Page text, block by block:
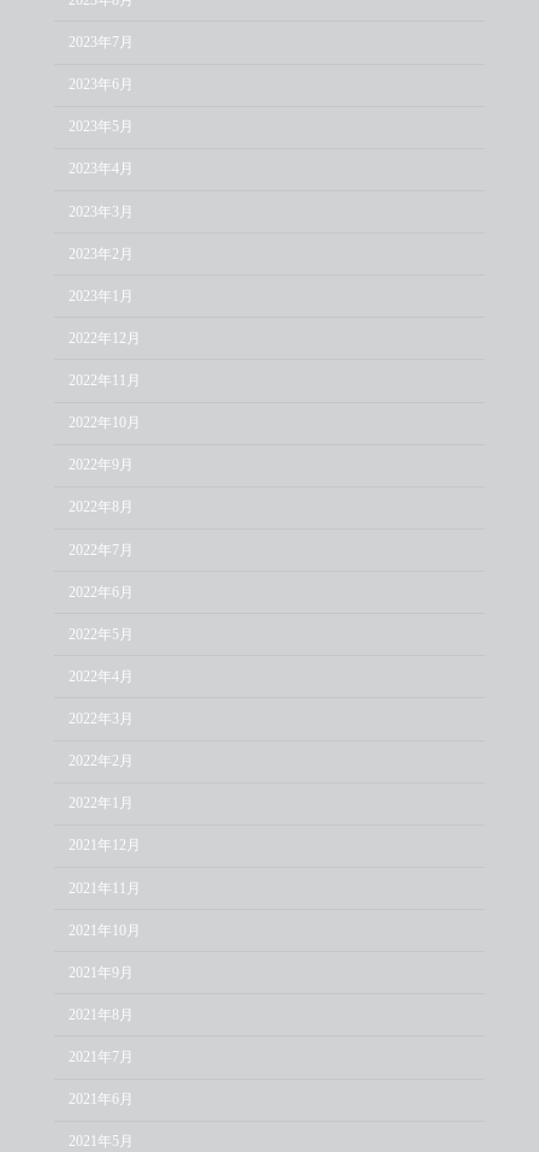
2023年7月
2023年6月
2023年5月
2023年4月
2023年3月
2023年2月
2023年1月
2022年12月
2022年11月
2022年10月
2022年9月
2022年8月
2022年7月
2022年6月
2022年5月
2022年4月
2022年3月
2022年2月
2022年1月
2021年12月
2021年11月
2021年10月
2021年9月
2021年8月
2021年7月
2021年6月
2021年5月